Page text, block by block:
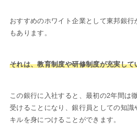
おすすめのホワイト企業として東邦銀行
もあります。
それは、教育制度や研修制度が充実して
この銀行に入社すると、最初の2年間は
受けることになり、銀行員としての知識
キルを身につけることができます。